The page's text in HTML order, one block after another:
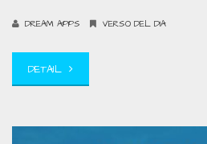
DREAM APPS VERSO DEL DIA
DETAIL